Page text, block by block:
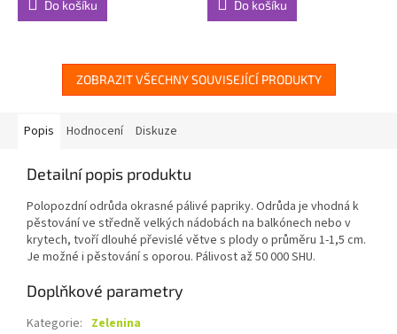
Do košíku Do košíku
ZOBRAZIT VŠECHNY SOUVISEJÍCÍ PRODUKTY
Popis Hodnocení Diskuze
Detailní popis produktu
Polopozdní odrůda okrasné pálivé papriky. Odrůda je vhodná k
pěstování ve středně velkých nádobách na balkónech nebo v
krytech, tvoří dlouhé převislé větve s plody o průměru 1-1,5 cm.
Je možné i pěstování s oporou. Pálivost až 50 000 SHU.
Doplňkové parametry
Kategorie: Zelenina